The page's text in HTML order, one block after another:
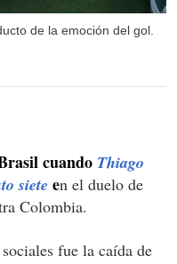
de la emoción del gol.
cuando Thiago
siete en el duelo de
Colombia.
fue la caída de